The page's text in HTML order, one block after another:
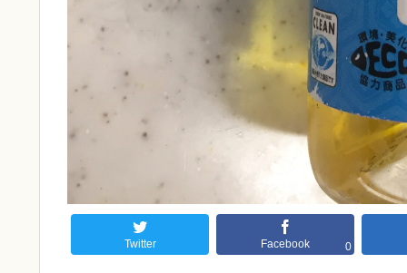
Twitter Facebook 0